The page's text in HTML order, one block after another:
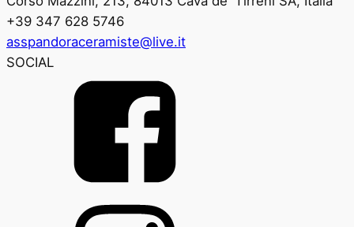
+39 347 628 5746
asspandoraceramiste@live.it
SOCIAL